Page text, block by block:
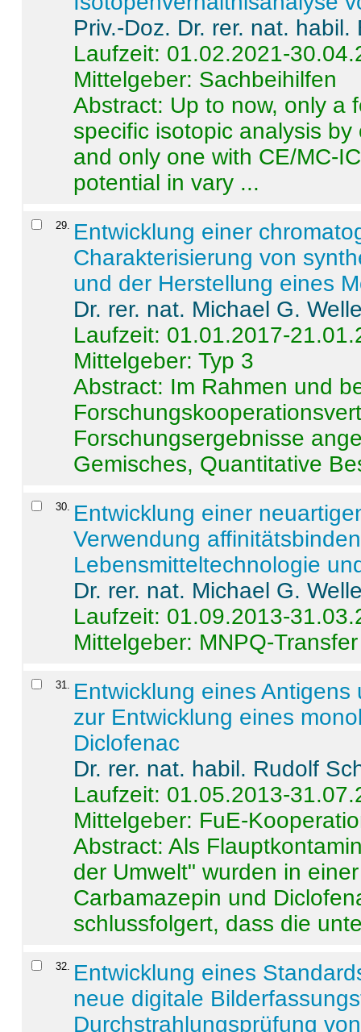
Priv.-Doz. Dr. rer. nat.
Laufzeit: 01.02.2021-
Mittelgeber: Sachbeihilfen
Abstract: Up to now, only a
specific isotopic analysis
and only one with CE/MC-
potential in vary ...
29. Entwicklung einer
Charakterisierung von
und der Herstellung eines
Dr. rer. nat. Michael G.
Laufzeit: 01.01.2017-
Mittelgeber: Typ 3
Abstract: Im Rahmen und
Forschungsergebnisse
Gemisches, Quantitative
30. Entwicklung einer
Verwendung
Lebensmitteltechnologie
Dr. rer. nat. Michael G.
Laufzeit: 01.09.2013-
Mittelgeber: MNPQ-Transfer
31. Entwicklung eines
zur Entwicklung eines
Diclofenac
Dr. rer. nat. habil. Rudolf
Laufzeit: 01.05.2013-
Mittelgeber: FuE-
Abstract:Als
der Umwelt" wurden in
Carbamazepin und
schlussfolgert, dass die
32. Entwicklung eines
neue digitale
Durchstrahlungsprüfung